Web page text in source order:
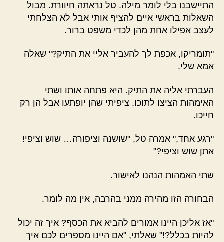
התיישבנו בלי לומר מילה. טל נראתה חיוורת. מבול
השאלות בראשי איים להציף אותי אבל לא הצלחתי
לעצב אפילו אחת מהן לכדי משפט ברור.
"תומריקו, אכפת לך להעביר אליי את התיק?" שאלה
אמא שלי.
העברתי אליה את התיק. היא פתחה אותו ושתי
האימהות הציצו לתוכו. ציפיתי שהן יופתעו אבל הן רק
חייכו.
"רגע אחד," אמרה טל, "שושנה וציפורה… שוש וציפי!
אתן שוש וציפי?"
שתי האמהות הנהנו לאישור.
הבחורה הזו מהירה ממני בהרבה, אין מה לומר.
"אז אליכן היינו אמורים להביא את הכסף? איך זה יכול
להיות בכלל?!" שאלתי, "אם היינו מספרים לכם איך